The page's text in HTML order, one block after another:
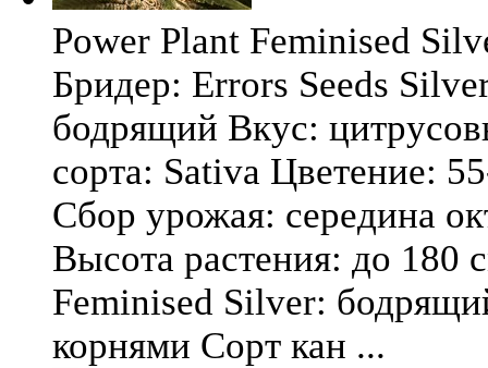
Power Plant Feminised
Бридер: Errors Seeds
бодрящий Вкус:
сорта: Sativa Цветение:
Сбор урожая: середина
Высота растения: до 180
Feminised Silver:
корнями Сорт кан ...